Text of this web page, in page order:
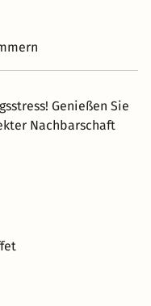
Genießen Sie
Nachbarschaft